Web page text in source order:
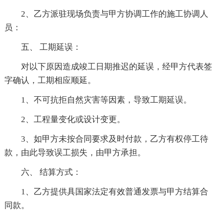
2、乙方派驻现场负责与甲方协调工作的施工协调人
员：
五、 工期延误：
对以下原因造成竣工日期推迟的延误，经甲方代表签
字确认，工期相应顺延。
1、不可抗拒自然灾害等因素，导致工期延误。
2、工程量变化或设计变更。
3、如甲方未按合同要求及时付款，乙方有权停工待
款，由此导致误工损失，由甲方承担。
六、 结算方式：
1、乙方提供具国家法定有效普通发票与甲方结算合
同款。